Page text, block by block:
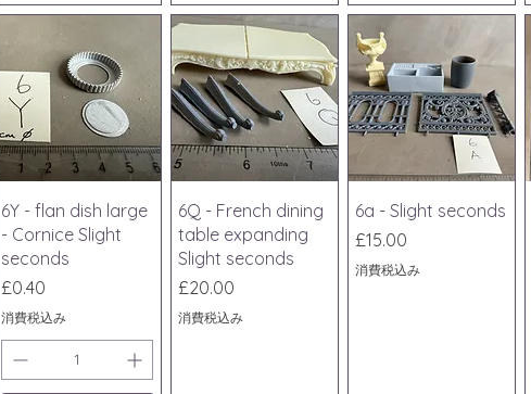
クイックビュー
6Y - flan dish large
- Cornice Slight
seconds
価格
£0.40
消費税込み
クイックビュー
6Q - French dining
table expanding
Slight seconds
価格
£20.00
消費税込み
クイックビュー
6a - Slight seconds
価格
£15.00
消費税込み